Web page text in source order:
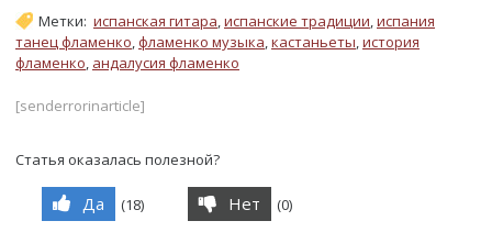
Метки: испанская гитара,испанские традиции,испания
танец фламенко,фламенко музыка,кастаньеты,история
фламенко, андалусия фламенко
[senderrorinarticle]
Статья оказалась полезной?
Да (18) Нет (0)